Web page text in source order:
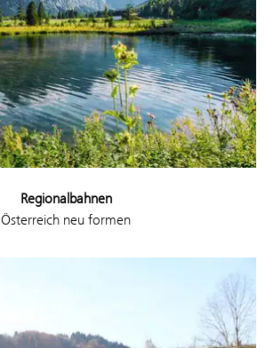
Regionalbahnen
Österreich neu formen